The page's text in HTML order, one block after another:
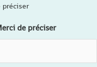
préciser
de préciser